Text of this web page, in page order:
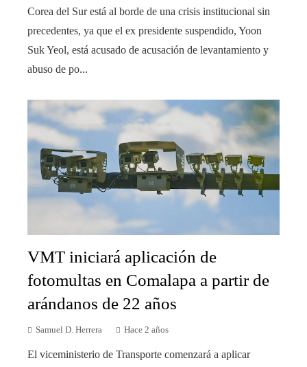
Corea del Sur está al borde de una crisis institucional sin
precedentes, ya que el ex presidente suspendido, Yoon
Suk Yeol, está acusado de acusación de levantamiento y
abuso de po...
VMT iniciará aplicación de
fotomultas en Comalapa a partir de
arándanos de 22 años
Samuel D. Herrera Hace 2 años
El viceministerio de Transporte comenzará a aplicar